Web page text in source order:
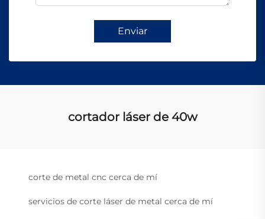
Enviar
cortador láser de 40w
corte de metal cnc cerca de mí
servicios de corte láser de metal cerca de mí